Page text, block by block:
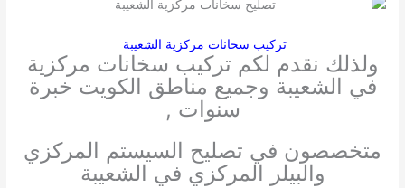
تركيب سخانات مركزية الشعيبة
ولذلك نقدم لكم تركيب سخانات مركزية
في الشعيبة وجميع مناطق الكويت خبرة
سنوات ,
متخصصون في تصليح السيستم المركزي
والبيلر المركزي في الشعيبة